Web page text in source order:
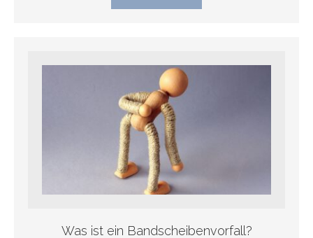
Was ist ein Bandscheibenvorfall?